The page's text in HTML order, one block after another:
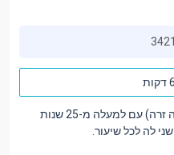
כמחנך בריטי ותיק EFL (אנגלית כשפה זרה) עם למעלה מ-25 שנות
לה לכל שיעור.